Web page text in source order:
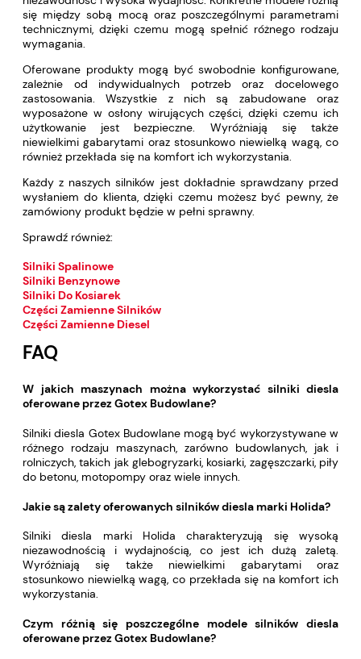
się między sobą mocą oraz poszczególnymi parametrami
technicznymi, dzięki czemu mogą spełnić różnego rodzaju
wymagania.
Oferowane produkty mogą być swobodnie konfigurowane,
zależnie od indywidualnych potrzeb oraz docelowego
zastosowania. Wszystkie z nich są zabudowane oraz
wyposażone w osłony wirujących części, dzięki czemu ich
użytkowanie jest bezpieczne. Wyróżniają się także
niewielkimi gabarytami oraz stosunkowo niewielką wagą, co
również przekłada się na komfort ich wykorzystania.
Każdy z naszych silników jest dokładnie sprawdzany przed
wysłaniem do klienta, dzięki czemu możesz być pewny, że
zamówiony produkt będzie w pełni sprawny.
Sprawdź również:
Silniki Spalinowe
Silniki Benzynowe
Silniki Do Kosiarek
Części Zamienne Silników
Części Zamienne Diesel
FAQ
W jakich maszynach można wykorzystać silniki diesla
oferowane przez Gotex Budowlane?
Silniki diesla Gotex Budowlane mogą być wykorzystywane w
różnego rodzaju maszynach, zarówno budowlanych, jak i
rolniczych, takich jak glebogryzarki, kosiarki, zagęszczarki, piły
do betonu, motopompy oraz wiele innych.
Jakie są zalety oferowanych silników diesla marki Holida?
Silniki diesla marki Holida charakteryzują się wysoką
niezawodnością i wydajnością, co jest ich dużą zaletą.
Wyróżniają się także niewielkimi gabarytami oraz
stosunkowo niewielką wagą, co przekłada się na komfort ich
wykorzystania.
Czym różnią się poszczególne modele silników diesla
oferowane przez Gotex Budowlane?